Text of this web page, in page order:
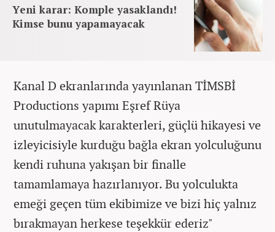
Yeni karar: Komple yasaklandı!
Kimse bunu yapamayacak
Kanal D ekranlarında yayınlanan TİMSBİ
Productions yapımı Eşref Rüya
unutulmayacak karakterleri, güçlü hikayesi ve
izleyicisiyle kurduğu bağla ekran yolculuğunu
kendi ruhuna yakışan bir finalle
tamamlamaya hazırlanıyor. Bu yolculukta
emeği geçen tüm ekibimize ve bizi hiç yalnız
bırakmayan herkese teşekkür ederiz"